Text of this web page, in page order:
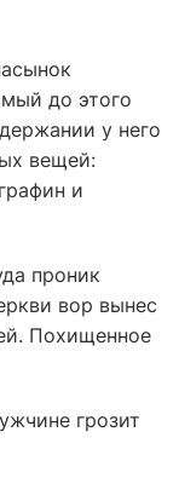
до этого
у него
вещей:
и
проник
вор вынес
Похищенное
грозит